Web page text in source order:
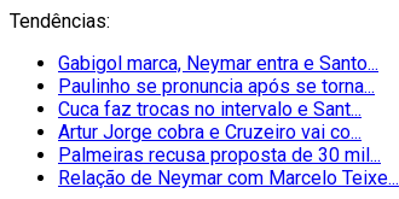
Tendências:
Gabigol marca, Neymar entra e Santo...
Paulinho se pronuncia após se torna...
Cuca faz trocas no intervalo e Sant...
Artur Jorge cobra e Cruzeiro vai co...
Palmeiras recusa proposta de 30 mil...
Relação de Neymar com Marcelo Teixe...